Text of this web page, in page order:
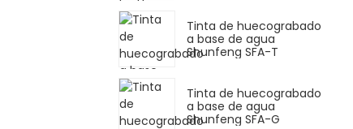
Tinta de huecograbado
a base de agua
Shunfeng SFA-T
Tinta de huecograbado
a base de agua
Shunfeng SFA-G